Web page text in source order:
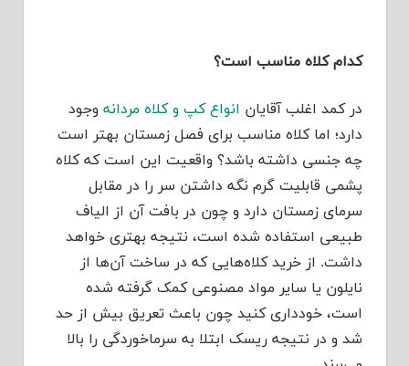
کدام کلاه مناسب است؟
در کمد اغلب آقایان انواع کپ و کلاه مردانه وجود
دارد؛ اما کلاه مناسب برای فصل زمستان بهتر است
چه جنسی داشته باشد؟ واقعیت این است که کلاه
پشمی قابلیت گرم نگه داشتن سر را در مقابل
سرمای زمستان دارد و چون در بافت آن از الیاف
طبیعی استفاده شده است، نتیجه بهتری خواهد
داشت. از خرید کلاه‌هایی که در ساخت آن‌ها از
نایلون یا سایر مواد مصنوعی کمک گرفته شده
است، خودداری کنید چون باعث تعریق بیش از حد
شد و در نتیجه ریسک ابتلا به سرماخوردگی را بالا